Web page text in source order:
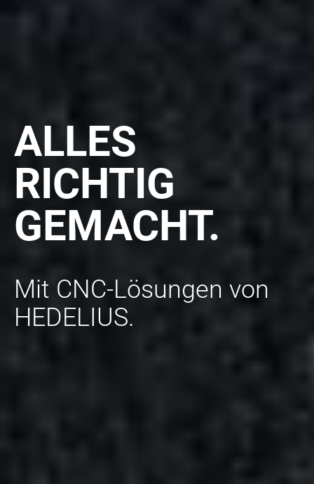
ALLES
RICHTIG
GEMACHT.
Mit CNC-Lösungen von
HEDELIUS.